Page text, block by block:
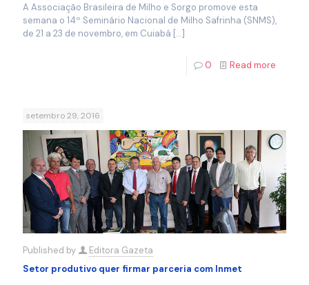
A Associação Brasileira de Milho e Sorgo promove esta
semana o 14º Seminário Nacional de Milho Safrinha (SNMS),
de 21 a 23 de novembro, em Cuiabá […]
0 Read more
setembro 29, 2016
Published by
Editora Gazeta
Setor produtivo quer firmar parceria com Inmet